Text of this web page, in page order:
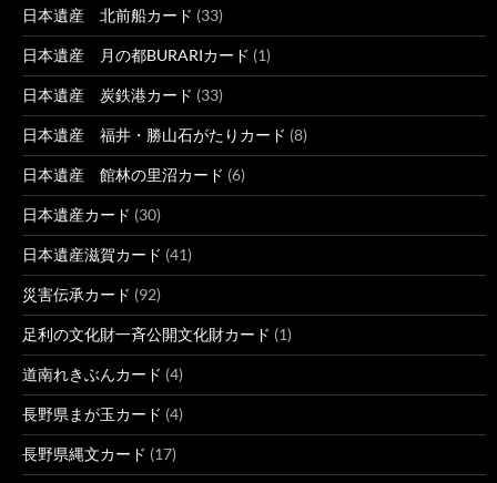
日本遺産 北前船カード (33)
日本遺産 月の都BURARIカード (1)
日本遺産 炭鉄港カード (33)
日本遺産 福井・勝山石がたりカード (8)
日本遺産 館林の里沼カード (6)
日本遺産カード (30)
日本遺産滋賀カード (41)
災害伝承カード (92)
足利の文化財一斉公開文化財カード (1)
道南れきぶんカード (4)
長野県まが玉カード (4)
長野県縄文カード (17)